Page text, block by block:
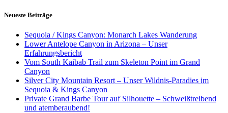
Neueste Beiträge
Sequoia / Kings Canyon: Monarch Lakes Wanderung
Lower Antelope Canyon in Arizona – Unser
Erfahrungsbericht
Vom South Kaibab Trail zum Skeleton Point im Grand
Canyon
Silver City Mountain Resort – Unser Wildnis-Paradies im
Sequoia & Kings Canyon
Private Grand Barbe Tour auf Silhouette – Schweißtreibend
und atemberaubend!